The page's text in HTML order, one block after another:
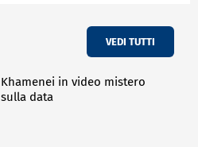
VEDI TUTTI
Khamenei in video mistero
sulla data